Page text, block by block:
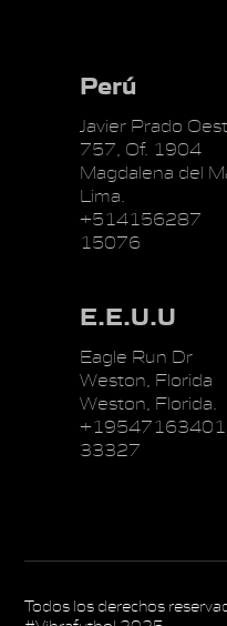
Perú
Javier Prado
757, Of. 1904
Magdalena del
Lima.
+514156287
15076
E.E.U.U
Eagle Run Dr
Weston, Florida
Weston, Florida.
+19547163401
33327
Todos los derechos